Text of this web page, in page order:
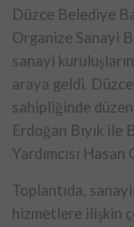
Düzce Belediye
Organize Sanayi
sanayi
araya geldi.
sahipliğinde
Erdoğan Bıyık ile
Yardımcısı Hasan
Toplantıda,
hizmetlere ilişkin